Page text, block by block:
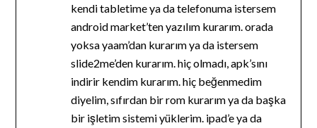
kendi tabletime ya da telefonuma istersem
android market’ten yazılım kurarım. orada
yoksa yaam’dan kurarım ya da istersem
slide2me’den kurarım. hiç olmadı, apk’sını
indirir kendim kurarım. hiç beğenmedim
diyelim, sıfırdan bir rom kurarım ya da başka
bir işletim sistemi yüklerim. ipad’e ya da